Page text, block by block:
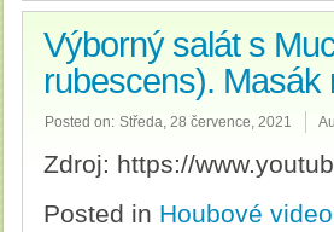
Výborný salát s
rubescens). Masák
Posted on: Středa, 28 července, 2021
Zdroj: https://
Posted in Houbové